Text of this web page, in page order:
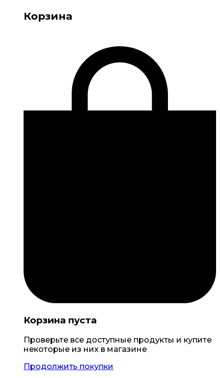
Корзина
Корзина пуста
Проверьте все доступные продукты и купите
некоторые из них в магазине
Продолжить покупки